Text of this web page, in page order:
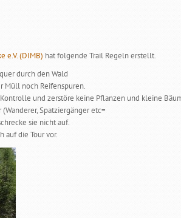
e.V. (DIMB) hat folgende Trail Regeln erstellt.
durch den Wald
Müll noch Reifenspuren.
und zerstöre keine Pflanzen und kleine
Spatziergänger etc=
sie nicht auf.
auf die Tour vor.